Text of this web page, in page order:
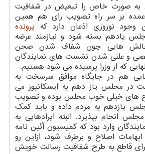
به صورت خاص را تبعیض در شفافیت
بر سر راه تصویب رای هم همین
وجود نوروزی اذعان دارد که پرونده
یادهم بسته شود و نیازمند عرضه
چالش هایی چون شفاف شدن صحن
و علنی شدن نشست های نمایندگان
که از وزرا پرسیده می شود هستیم.
هم در جایگاه موافق سرسخت به
در مجلس یاز دهم به ایسکانیوز می
های خیلی خوب مجلس بوده و تصویب
یازدهم به مردم داده و باید کمک
انجام بپذیرد. البته ایرادهایی به
وارد بود که کمیسیون آئین نامه
اصلاح و برطرف شود، ازاین رو
رای قاطع به طرح شفافیت رسالت خویش